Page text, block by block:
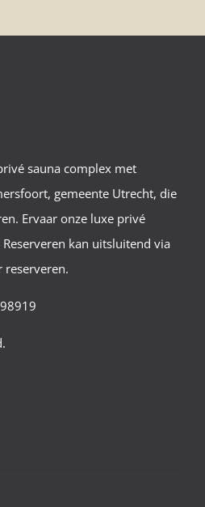
sauna complex met
gemeente Utrecht, die
Ervaar onze luxe privé
kan uitsluitend via
reserveren.